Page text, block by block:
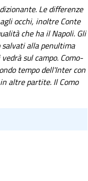
Le differenze
occhi, inoltre Conte
che ha il Napoli. Gli
alla penultima
sul campo. Como-
tempo dell'Inter con
altre partite. Il Como